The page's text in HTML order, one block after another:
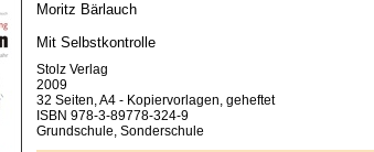
Moritz Bärlauch
Mit Selbstkontrolle
Stolz Verlag
2009
32 Seiten, A4 - Kopiervorlagen, geheftet
ISBN 978-3-89778-324-9
Grundschule, Sonderschule